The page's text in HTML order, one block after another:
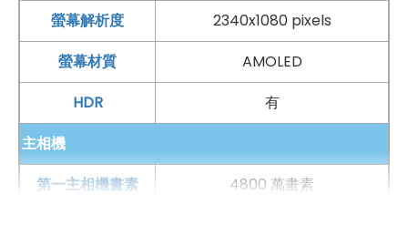
BLACK SHARK 黑鯊2 高配版 規格特色介
紹
◎ 4G + 4G雙卡雙待
Android
◎6.39 吋2,340 x 1,080pixels解析度AMOLED觸控螢幕
（403ppi）
◎ 內建Qualcomm Snapdragon 855, 2.84GHz
螢幕解析度
2340x1080 pixels
螢幕材質
AMOLED
HDR
有
主相機
第一主相機畫素
4800 萬畫素